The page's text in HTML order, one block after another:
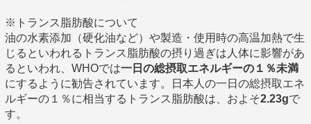
※トランス脂肪酸について
油の水素添加（硬化油など）や製造・使用時の高温加熱で生
じるといわれるトランス脂肪酸の摂り過ぎは人体に影響があ
るといわれ、WHOでは一日の総摂取エネルギーの１％未満
にするように勧告されています。日本人の一日の総摂取エネ
ルギーの１％に相当するトランス脂肪酸は、およそ2.23gで
す。